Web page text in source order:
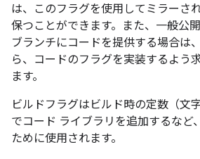
は、このフラグを使用してミラーさ
保つことができます。また、一般公
ブランチにコードを提供する場合は
ら、コードのフラグを実装するよう
ます。
ビルドフラグはビルド時の定数（文
でコード ライブラリを追加するなど
ために使用されます。